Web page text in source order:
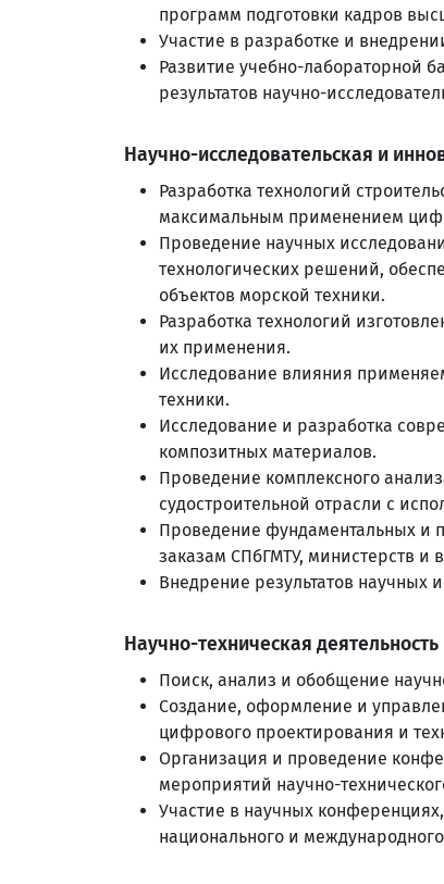
программ подготовки кадров
Участие в разработке и
Развитие учебно-лабораторной
результатов научно-
Научно-исследовательская и
Разработка технологий
максимальным применением
Проведение научных
технологических решений,
объектов морской техники.
Разработка технологий
их применения.
Исследование влияния
техники.
Исследование и разработка
композитных материалов.
Проведение комплексного
судостроительной отрасли с
Проведение фундаментальных и
заказам СПбГМТУ, министерств
Внедрение результатов научных
Научно-техническая
Поиск, анализ и обобщение
Создание, оформление и
цифрового проектирования и
Организация и проведение
мероприятий научно-
Участие в научных
национального и